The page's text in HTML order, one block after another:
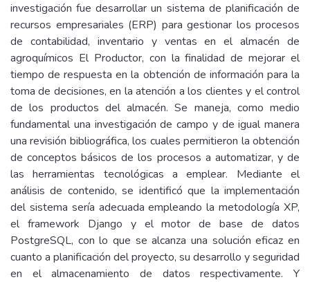
investigación fue desarrollar un sistema de planificación de
recursos empresariales (ERP) para gestionar los procesos
de contabilidad, inventario y ventas en el almacén de
agroquímicos El Productor, con la finalidad de mejorar el
tiempo de respuesta en la obtención de información para la
toma de decisiones, en la atención a los clientes y el control
de los productos del almacén. Se maneja, como medio
fundamental una investigación de campo y de igual manera
una revisión bibliográfica, los cuales permitieron la obtención
de conceptos básicos de los procesos a automatizar, y de
las herramientas tecnológicas a emplear. Mediante el
análisis de contenido, se identificó que la implementación
del sistema sería adecuada empleando la metodología XP,
el framework Django y el motor de base de datos
PostgreSQL, con lo que se alcanza una solución eficaz en
cuanto a planificación del proyecto, su desarrollo y seguridad
en el almacenamiento de datos respectivamente. Y